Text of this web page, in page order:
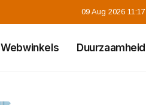
09 Aug 2026 11:17
Webwinkels Duurzaamheid